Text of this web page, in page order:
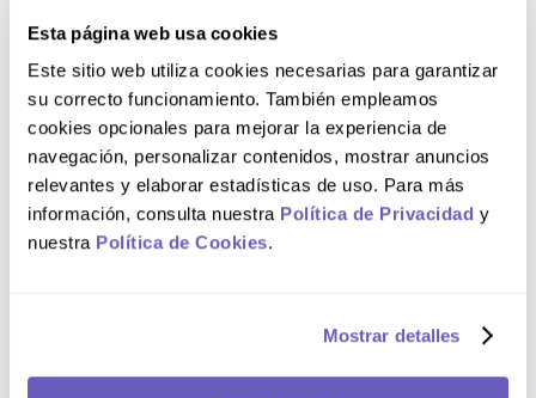
Esta página web usa cookies
Este sitio web utiliza cookies necesarias para garantizar
su correcto funcionamiento. También empleamos
cookies opcionales para mejorar la experiencia de
navegación, personalizar contenidos, mostrar anuncios
relevantes y elaborar estadísticas de uso. Para más
información, consulta nuestra Política de Privacidad y
nuestra Política de Cookies.
Mostrar detalles
Modo de uso
Aplicar según necesidad. Para incrementar la
sensación de placer con preservativos, agregue
lubricante en la superficie interna y externa del
preservativo
Composición
Carboximetilcelulosa 3%; Fenoxietanol 0.5%; Ácido